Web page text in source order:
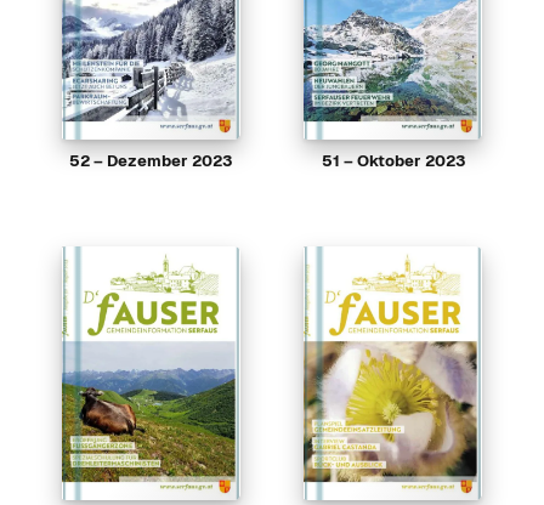
52 – Dezember 2023 51 – Oktober 2023